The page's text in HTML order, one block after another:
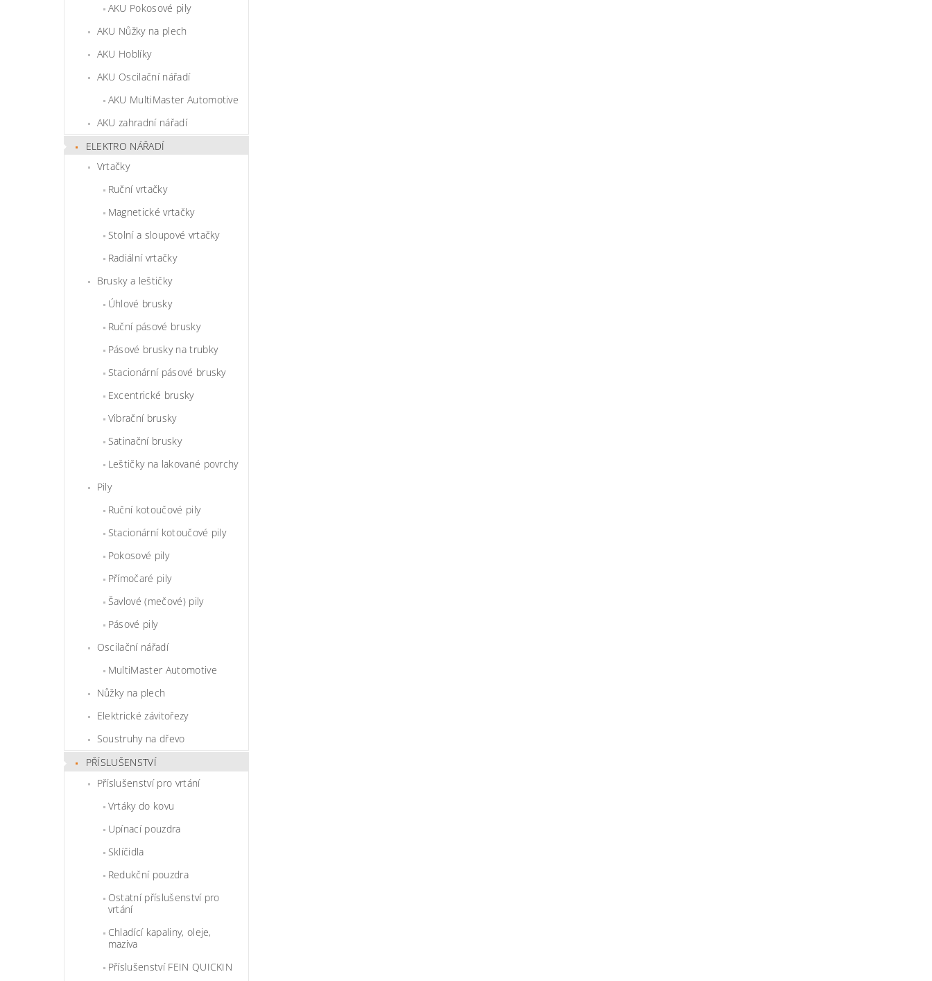
AKU Pokosové pily
AKU Nůžky na plech
AKU Hoblíky
AKU Oscilační nářadí
AKU MultiMaster Automotive
AKU zahradní nářadí
ELEKTRO NÁŘADÍ
Vrtačky
Ruční vrtačky
Magnetické vrtačky
Stolní a sloupové vrtačky
Radiální vrtačky
Brusky a leštičky
Úhlové brusky
Ruční pásové brusky
Pásové brusky na trubky
Stacionární pásové brusky
Excentrické brusky
Vibrační brusky
Satinační brusky
Leštičky na lakované povrchy
Pily
Ruční kotoučové pily
Stacionární kotoučové pily
Pokosové pily
Přímočaré pily
Šavlové (mečové) pily
Pásové pily
Oscilační nářadí
MultiMaster Automotive
Nůžky na plech
Elektrické závitořezy
Soustruhy na dřevo
PŘÍSLUŠENSTVÍ
Příslušenství pro vrtání
Vrtáky do kovu
Upínací pouzdra
Sklíčidla
Redukční pouzdra
Ostatní příslušenství pro
vrtání
Chladící kapaliny, oleje,
maziva
Příslušenství FEIN QUICKIN